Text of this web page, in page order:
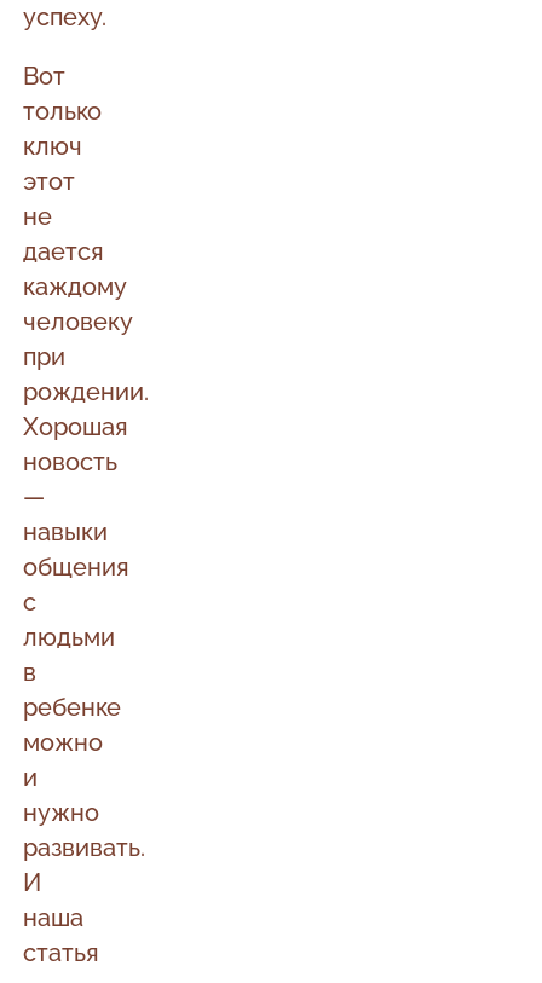
успеху.
Вот
только
ключ
этот
не
дается
каждому
человеку
при
рождении.
Хорошая
новость
—
навыки
общения
с
людьми
в
ребенке
можно
и
нужно
развивать.
И
наша
статья